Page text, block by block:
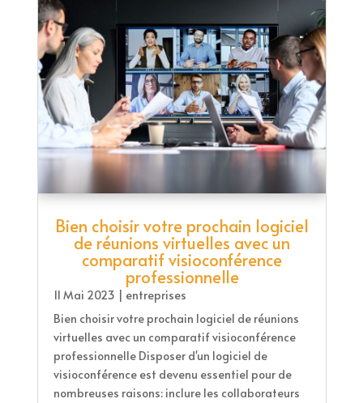
Bien choisir votre prochain logiciel
de réunions virtuelles avec un
comparatif visioconférence
professionnelle
11 Mai 2023
entreprises
Bien choisir votre prochain logiciel de réunions
virtuelles avec un comparatif visioconférence
professionnelle Disposer d'un logiciel de
visioconférence est devenu essentiel pour de
nombreuses raisons: inclure les collaborateurs